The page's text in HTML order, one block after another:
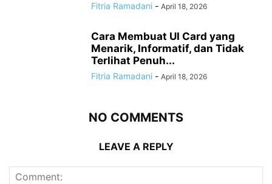
Fitria Ramadani - April 18, 2026
Cara Membuat UI Card yang
Menarik, Informatif, dan Tidak
Terlihat Penuh...
Fitria Ramadani - April 18, 2026
NO COMMENTS
LEAVE A REPLY